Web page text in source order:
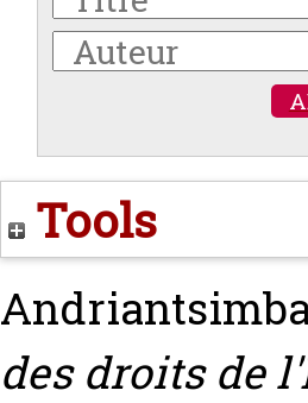
Tools
des droits de